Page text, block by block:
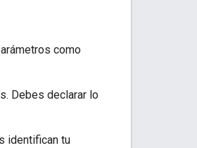
como
Debes declarar lo
identifican tu